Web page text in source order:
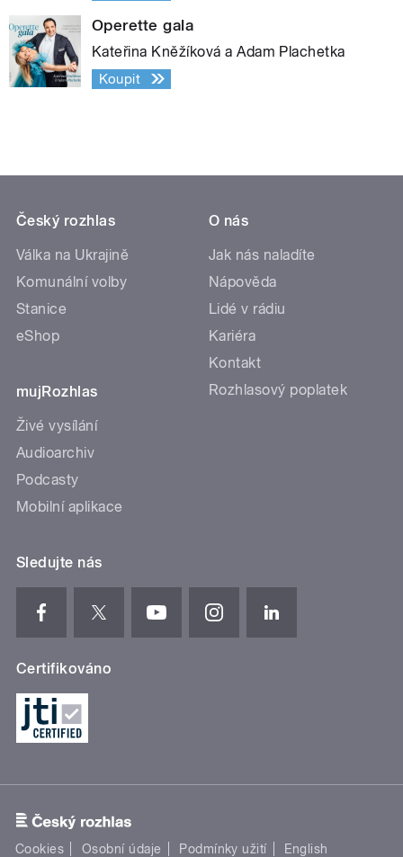
Operette gala
Kateřina Kněžíková a Adam Plachetka
Koupit
Český rozhlas
Válka na Ukrajině
Komunální volby
Stanice
eShop
mujRozhlas
Živé vysílání
Audioarchiv
Podcasty
Mobilní aplikace
O nás
Jak nás naladíte
Nápověda
Lidé v rádiu
Kariéra
Kontakt
Rozhlasový poplatek
Sledujte nás
Certifikováno
Cookies Osobní údaje Podmínky užití English